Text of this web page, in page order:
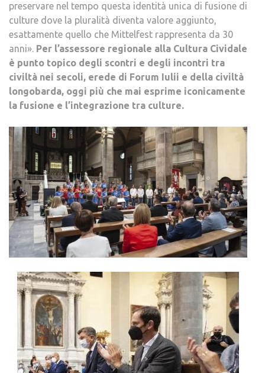
preservare nel tempo questa identità unica di fusione di
culture dove la pluralità diventa valore aggiunto,
esattamente quello che Mittelfest rappresenta da 30
anni». Per l’assessore regionale alla Cultura Cividale
è punto topico degli scontri e degli incontri tra
civiltà nei secoli, erede di Forum Iulii e della civiltà
longobarda, oggi più che mai esprime iconicamente
la fusione e l’integrazione tra culture.